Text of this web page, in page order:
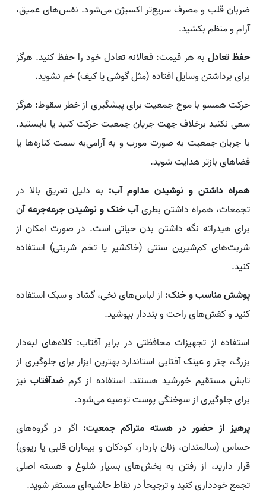
ضربان قلب و مصرف سریع‌تر اکسیژن می‌شود. نفس‌های عمیق،
آرام و منظم بکشید.
حفظ تعادل به هر قیمت: فعالانه تعادل خود را حفظ کنید. هرگز
برای برداشتن وسایل افتاده (مثل گوشی یا کیف) خم نشوید.
حرکت همسو با موج جمعیت برای پیشگیری از خطر سقوط: هرگز
سعی نکنید برخلاف جهت جریان جمعیت حرکت کنید یا بایستید.
با جریان جمعیت به صورت مورب و به آرامی‌به سمت کناره‌ها یا
فضاهای بازتر هدایت شوید.
همراه داشتن و نوشیدن مداوم آب: به دلیل تعریق بالا در
تجمعات، همراه داشتن بطریآب خنک و نوشیدن جرعه‌جرعهآن
برای هیدراته نگه داشتن بدن حیاتی است. در صورت امکان از
شربت‌های کم‌شیرین سنتی (خاکشیر یا تخم شربتی) استفاده
کنید.
پوشش مناسب و خنک: از لباس‌های نخی، گشاد و سبک استفاده
کنید و کفش‌های راحت و بنددار بپوشید.
استفاده از تجهیزات محافظتی در برابر آفتاب: کلاه‌های لبه‌دار
بزرگ، چتر و عینک آفتابی استاندارد بهترین ابزار برای جلوگیری از
تابش مستقیم خورشید هستند. استفاده از کرم ضدآفتابنیز
برای جلوگیری از سوختگی پوست توصیه می‌شود.
پرهیز از حضور در هسته متراکم جمعیت: اگر در گروه‌های
حساس (سالمندان، زنان باردار، کودکان و بیماران قلبی یا ریوی)
قرار دارید، از رفتن به بخش‌های بسیار شلوغ و هسته اصلی
تجمع خودداری کنید و ترجیحاً در نقاط حاشیه‌ای مستقر شوید.